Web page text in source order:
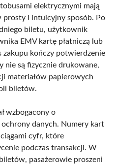
elektrycznymi mają
i intuicyjny sposób. Po
biletu, użytkownik
EMV kartę płatniczą lub
zakupu kończy potwierdzenie
nie są fizycznie drukowane,
materiałów papierowych
biletów.
wzbogacony o
danych. Numery kart
cyfr, które
podczas transakcji. W
pasażerowie proszeni